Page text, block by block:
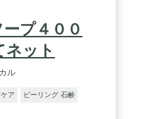
プ４００
ネット
ル
ア ピーリング 石鹸